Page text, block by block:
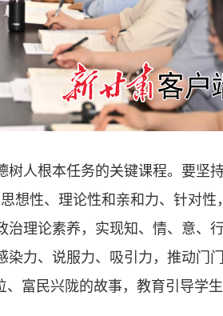
人根本任务的关键课程。要坚
想性、理论性和亲和力、针对性
治理论素养，实现知、情、意、
力、说服力、吸引力，推动门
富民兴陇的故事，教育引导学